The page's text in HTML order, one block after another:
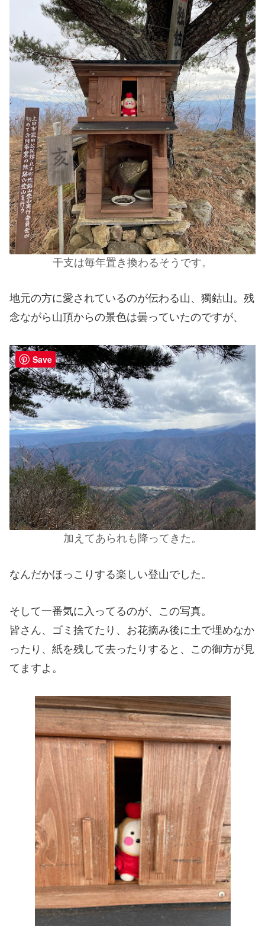
干支は毎年置き換わるそうです。
地元の方に愛されているのが伝わる山、獨鈷山。残
念ながら山頂からの景色は曇っていたのですが、
加えてあられも降ってきた。
なんだかほっこりする楽しい登山でした。
そして一番気に入ってるのが、この写真。
皆さん、ゴミ捨てたり、お花摘み後に土で埋めなか
ったり、紙を残して去ったりすると、この御方が見
てますよ。
Save